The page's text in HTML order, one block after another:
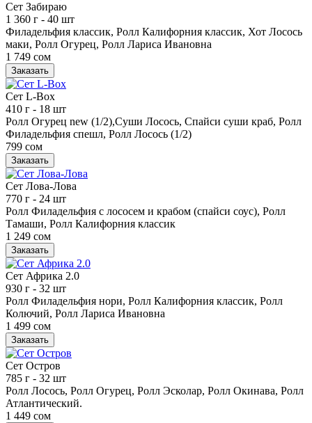
Сет Забираю
1 360 г - 40 шт
Филадельфия классик, Ролл Калифорния классик, Хот Лосось
маки, Ролл Огурец, Ролл Лариса Ивановна
1 749 сом
Заказать
Сет L-Box
410 г - 18 шт
Ролл Огурец new (1/2),Суши Лосось, Спайси суши краб, Ролл
Филадельфия спешл, Ролл Лосось (1/2)
799 сом
Заказать
Сет Лова-Лова
770 г - 24 шт
Ролл Филадельфия с лососем и крабом (спайси соус), Ролл
Тамаши, Ролл Калифорния классик
1 249 сом
Заказать
Сет Африка 2.0
930 г - 32 шт
Ролл Филадельфия нори, Ролл Калифорния классик, Ролл
Колючий, Ролл Лариса Ивановна
1 499 сом
Заказать
Сет Остров
785 г - 32 шт
Ролл Лосось, Ролл Огурец, Ролл Эсколар, Ролл Окинава, Ролл
Атлантический.
1 449 сом